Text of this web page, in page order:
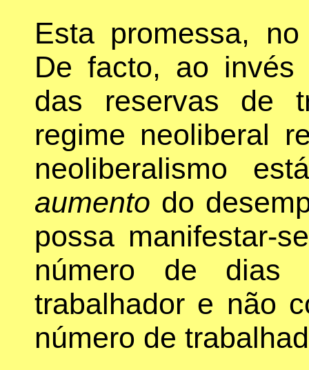
Esta promessa,
De facto, ao invés
das reservas de
regime neoliberal
neoliberalismo
aumento do
possa manifestar-
número de dias
trabalhador e não
número de